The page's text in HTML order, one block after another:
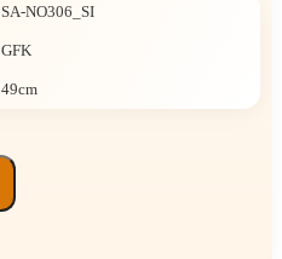
SA-NO306_SI
GFK
49cm